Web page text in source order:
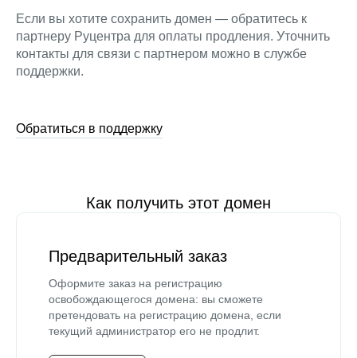
Если вы хотите сохранить домен — обратитесь к
партнеру Руцентра для оплаты продления. Уточнить
контакты для связи с партнером можно в службе
поддержки.
Обратиться в поддержку
Как получить этот домен
Предварительный заказ
Оформите заказ на регистрацию
освобождающегося домена: вы сможете
претендовать на регистрацию домена, если
текущий администратор его не продлит.